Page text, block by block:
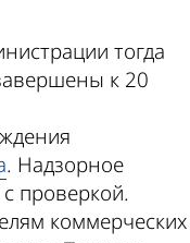
тогда
к 20
. Надзорное
проверкой.
коммерческих